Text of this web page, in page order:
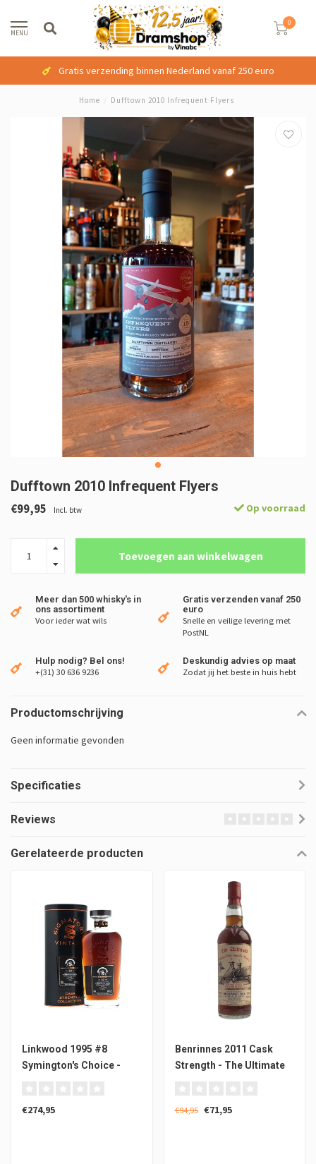
MENU
0
Gratis verzending binnen Nederland vanaf 250 euro
Home Dufftown 2010 Infrequent Flyers
Dufftown 2010 Infrequent Flyers
€99,95 Incl. btw Op voorraad
Toevoegen aan winkelwagen
Meer dan 500 whisky's in
ons assortiment
Voor ieder wat wils
Gratis verzenden vanaf 250
euro
Snelle en veilige levering met
PostNL
Hulp nodig? Bel ons!
+(31) 30 636 9236
Deskundig advies op maat
Zodat jij het beste in huis hebt
Productomschrijving
Geen informatie gevonden
Specificaties
Reviews
Gerelateerde producten
Linkwood 1995 #8
Symington's Choice -
€274,95
Benrinnes 2011 Cask
Strength - The Ultimate
€94,95 €71,95